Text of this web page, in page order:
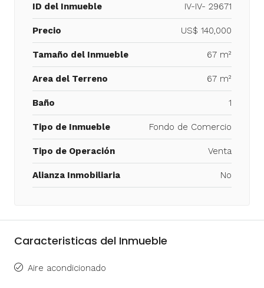
ID del Inmueble IV-IV- 29671
Precio US$ 140,000
Tamaño del Inmueble 67 m²
Area del Terreno 67 m²
Baño 1
Tipo de Inmueble Fondo de Comercio
Tipo de Operación Venta
Alianza Inmobiliaria No
Caracteristicas del Inmueble
Aire acondicionado